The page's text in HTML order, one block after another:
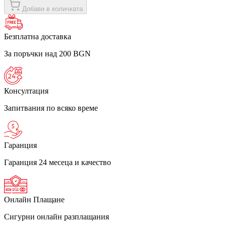
Добави в количката
Безплатна доставка
За поръчки над 200 BGN
Консултация
Запитвания по всяко време
Гаранция
Гаранция 24 месеца и качество
Онлайн Плащане
Сигурни онлайн разплащания